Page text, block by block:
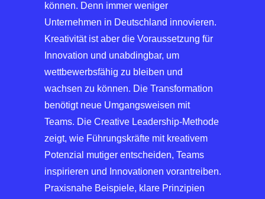
können. Denn immer weniger
Unternehmen in Deutschland innovieren.
Kreativität ist aber die Voraussetzung für
Innovation und unabdingbar, um
wettbewerbsfähig zu bleiben und
wachsen zu können. Die Transformation
benötigt neue Umgangsweisen mit
Teams. Die Creative Leadership-Methode
zeigt, wie Führungskräfte mit kreativem
Potenzial mutiger entscheiden, Teams
inspirieren und Innovationen vorantreiben.
Praxisnahe Beispiele, klare Prinzipien